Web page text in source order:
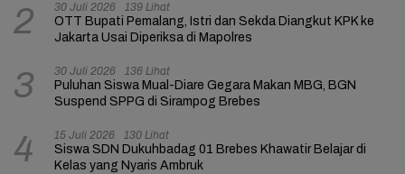
2 30 Juli 2026 139 Lihat
OTT Bupati Pemalang, Istri dan Sekda Diangkut KPK ke
Jakarta Usai Diperiksa di Mapolres
3 30 Juli 2026 136 Lihat
Puluhan Siswa Mual-Diare Gegara Makan MBG, BGN
Suspend SPPG di Sirampog Brebes
4 15 Juli 2026 130 Lihat
Siswa SDN Dukuhbadag 01 Brebes Khawatir Belajar di
Kelas yang Nyaris Ambruk